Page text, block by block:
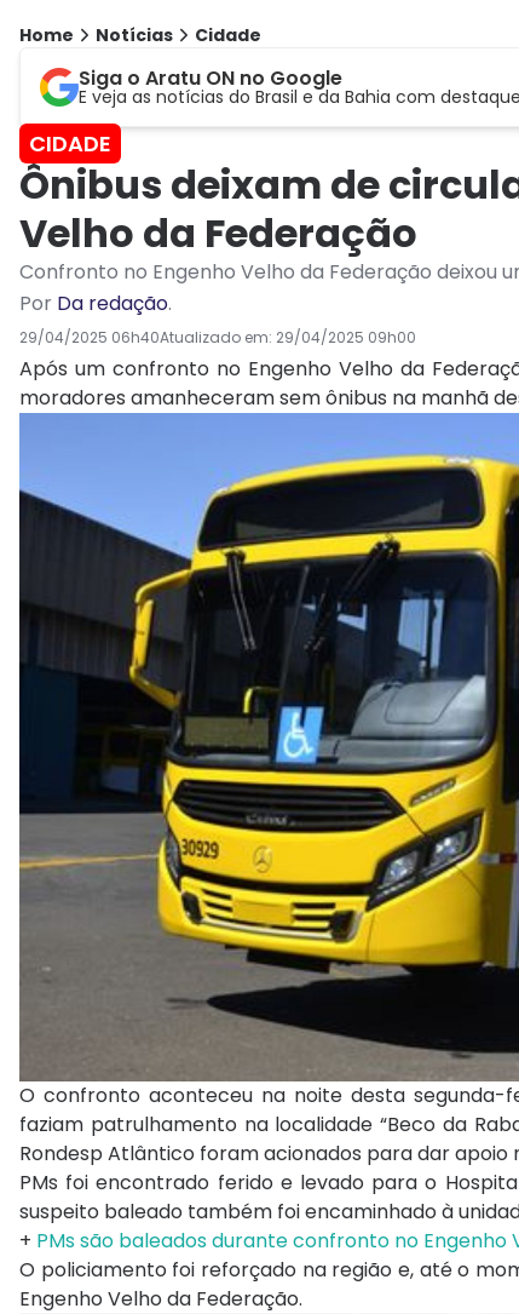
Home Notícias Cidade
Siga o Aratu ON no Google
E veja as notícias do Brasil e da Bahia com
CIDADE
Ônibus deixam de
Velho da Federação
Confronto no Engenho Velho da Federação deixou
Por Da redação.
29/04/2025 06h40Atualizado em: 29/04/2025 09h00
Após um confronto no Engenho Velho da
moradores amanheceram sem ônibus na manhã
O confronto aconteceu na noite desta segunda-
faziam patrulhamento na localidade “Beco da
Rondesp Atlântico foram acionados para dar apoio
PMs foi encontrado ferido e levado para o
suspeito baleado também foi encaminhado à
+ PMs são baleados durante confronto no Engenho
O policiamento foi reforçado na região e, até o
Engenho Velho da Federação.